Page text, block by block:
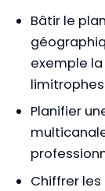
Bâtir le
exemple
Planifier
Chiffrer